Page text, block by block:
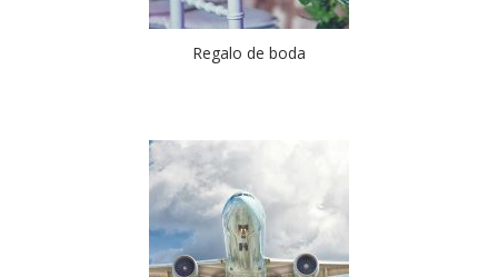
Regalo de boda